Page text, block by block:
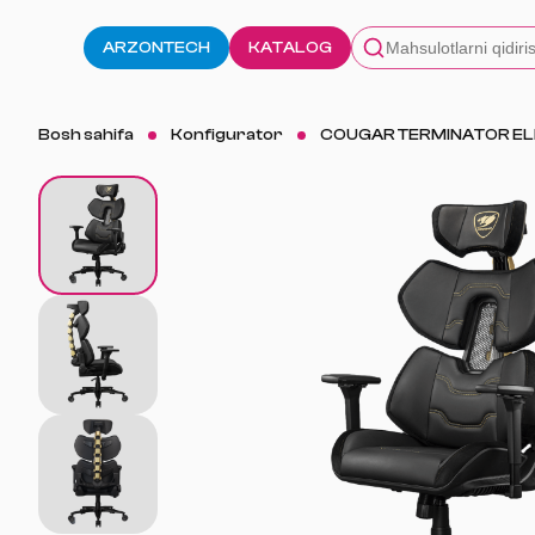
ARZONTECH KATALOG
Bosh sahifa Konfigurator COUGAR TERMINATOR